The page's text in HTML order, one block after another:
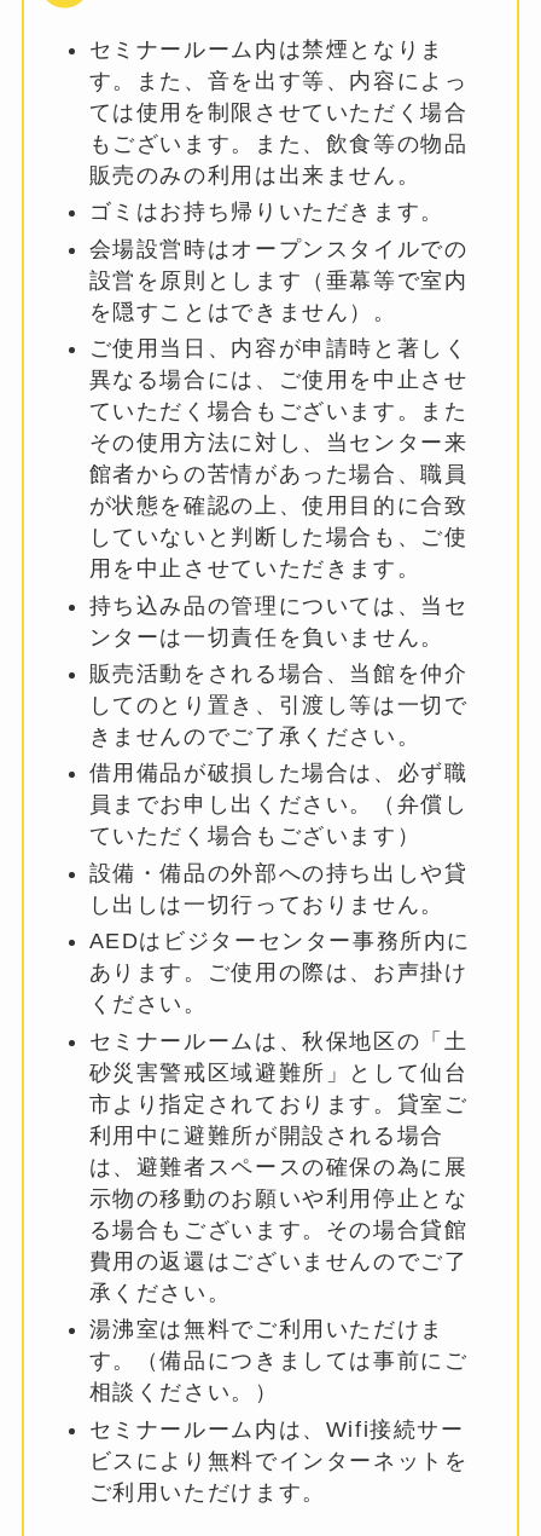
セミナールーム内は禁煙となりま
す。また、音を出す等、内容によっ
ては使用を制限させていただく場合
もございます。また、飲食等の物品
販売のみの利用は出来ません。
ゴミはお持ち帰りいただきます。
会場設営時はオープンスタイルでの
設営を原則とします（垂幕等で室内
を隠すことはできません）。
ご使用当日、内容が申請時と著しく
異なる場合には、ご使用を中止させ
ていただく場合もございます。また
その使用方法に対し、当センター来
館者からの苦情があった場合、職員
が状態を確認の上、使用目的に合致
していないと判断した場合も、ご使
用を中止させていただきます。
持ち込み品の管理については、当セ
ンターは一切責任を負いません。
販売活動をされる場合、当館を仲介
してのとり置き、引渡し等は一切で
きませんのでご了承ください。
借用備品が破損した場合は、必ず職
員までお申し出ください。（弁償し
ていただく場合もございます）
設備・備品の外部への持ち出しや貸
し出しは一切行っておりません。
AEDはビジターセンター事務所内に
あります。ご使用の際は、お声掛け
ください。
セミナールームは、秋保地区の「土
砂災害警戒区域避難所」として仙台
市より指定されております。貸室ご
利用中に避難所が開設される場合
は、避難者スペースの確保の為に展
示物の移動のお願いや利用停止とな
る場合もございます。その場合貸館
費用の返還はございませんのでご了
承ください。
湯沸室は無料でご利用いただけま
す。（備品につきましては事前にご
相談ください。）
セミナールーム内は、Wifi接続サー
ビスにより無料でインターネットを
ご利用いただけます。